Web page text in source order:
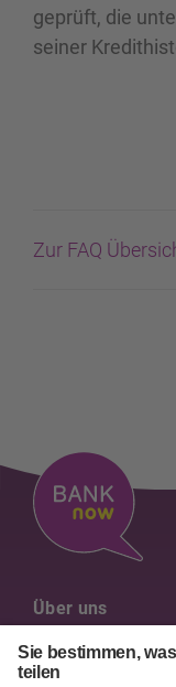
geprüft, die
seiner
Zur FAQ
Über uns
Unsere Werte